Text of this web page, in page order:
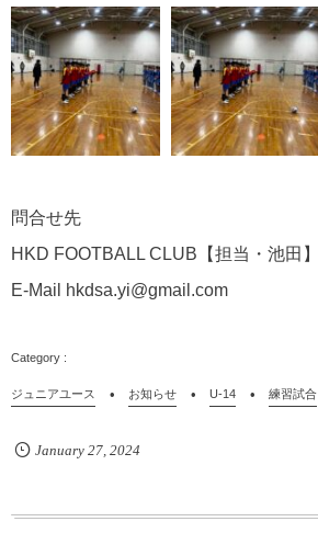
問合せ先
HKD FOOTBALL CLUB【担当・池田】
E-Mail hkdsa.yi@gmail.com
ジュニアユース お知らせ U-14 練習試合
January 27, 2024